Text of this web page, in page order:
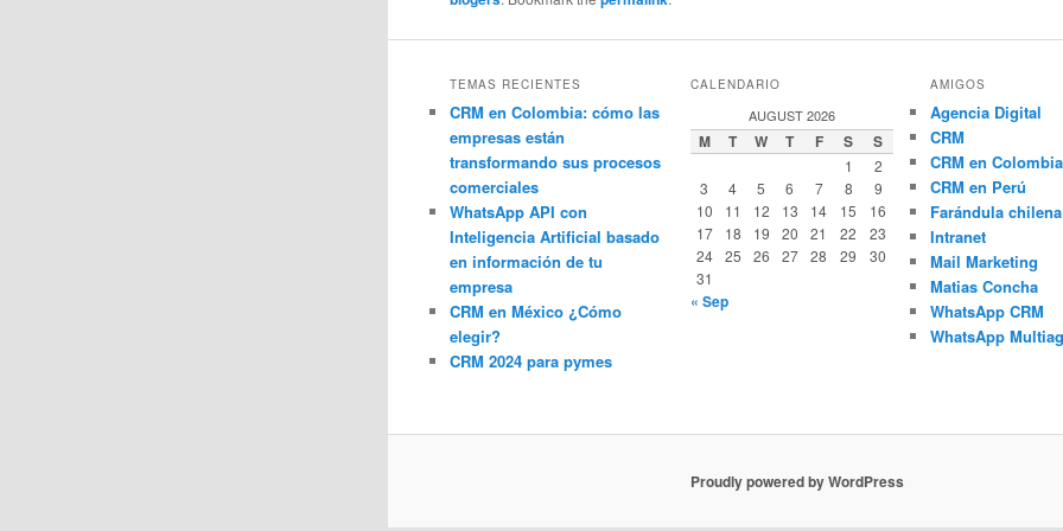
TEMAS RECIENTES
CRM en Colombia: cómo las
empresas están
transformando sus procesos
comerciales
WhatsApp API con
Inteligencia Artificial basado
en información de tu
empresa
CRM en México ¿Cómo
elegir?
CRM 2024 para pymes
CALENDARIO
AUGUST 2026
M T W T F S S
1
2
3
4 5 6 7 8
9
10
11 12 13 14 15
16
17
18 19 20 21 22
23
24
25 26 27 28 29
30
31
« Sep
AMIGOS
Agencia Digital
CRM
CRM en Colombia
CRM en Perú
Farándula chilena
Intranet
Mail Marketing
Matias Concha
WhatsApp CRM
WhatsApp
Proudly powered by WordPress